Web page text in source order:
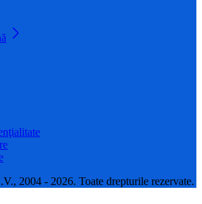
2004 - 2026. Toate drepturile rezervate.